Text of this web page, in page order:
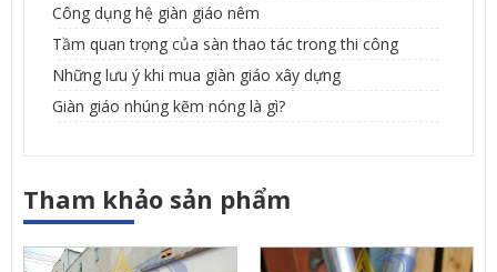
Công dụng hệ giàn giáo nêm
Tầm quan trọng của sàn thao tác trong thi công
Những lưu ý khi mua giàn giáo xây dựng
Giàn giáo nhúng kẽm nóng là gì?
Tham khảo sản phẩm